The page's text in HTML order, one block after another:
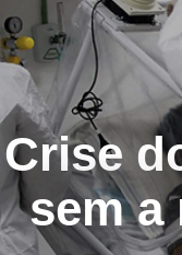
Crise
sem a